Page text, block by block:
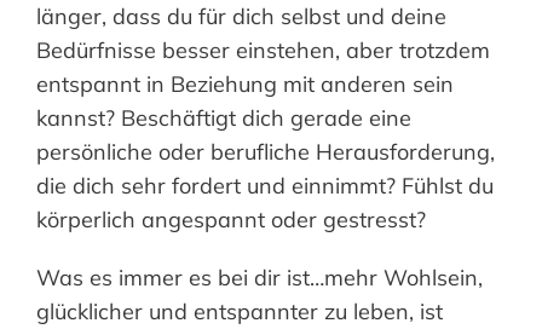
länger, dass du für dich selbst und deine
Bedürfnisse besser einstehen, aber trotzdem
entspannt in Beziehung mit anderen sein
kannst? Beschäftigt dich gerade eine
persönliche oder berufliche Herausforderung,
die dich sehr fordert und einnimmt? Fühlst du
körperlich angespannt oder gestresst?
Was es immer es bei dir ist…mehr Wohlsein,
glücklicher und entspannter zu leben, ist